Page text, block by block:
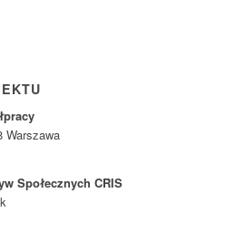
Warszawa
Społecznych CRIS